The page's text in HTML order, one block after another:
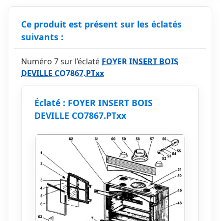
Ce produit est présent sur les éclatés
suivants :
Numéro 7 sur l’éclatéFOYER INSERT BOIS
DEVILLE CO7867.PTxx
Éclaté : FOYER INSERT BOIS
DEVILLE CO7867.PTxx